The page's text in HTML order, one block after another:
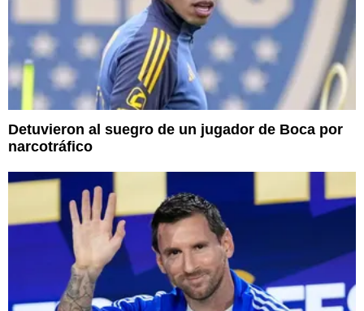
Detuvieron al suegro de un jugador de Boca por
narcotráfico